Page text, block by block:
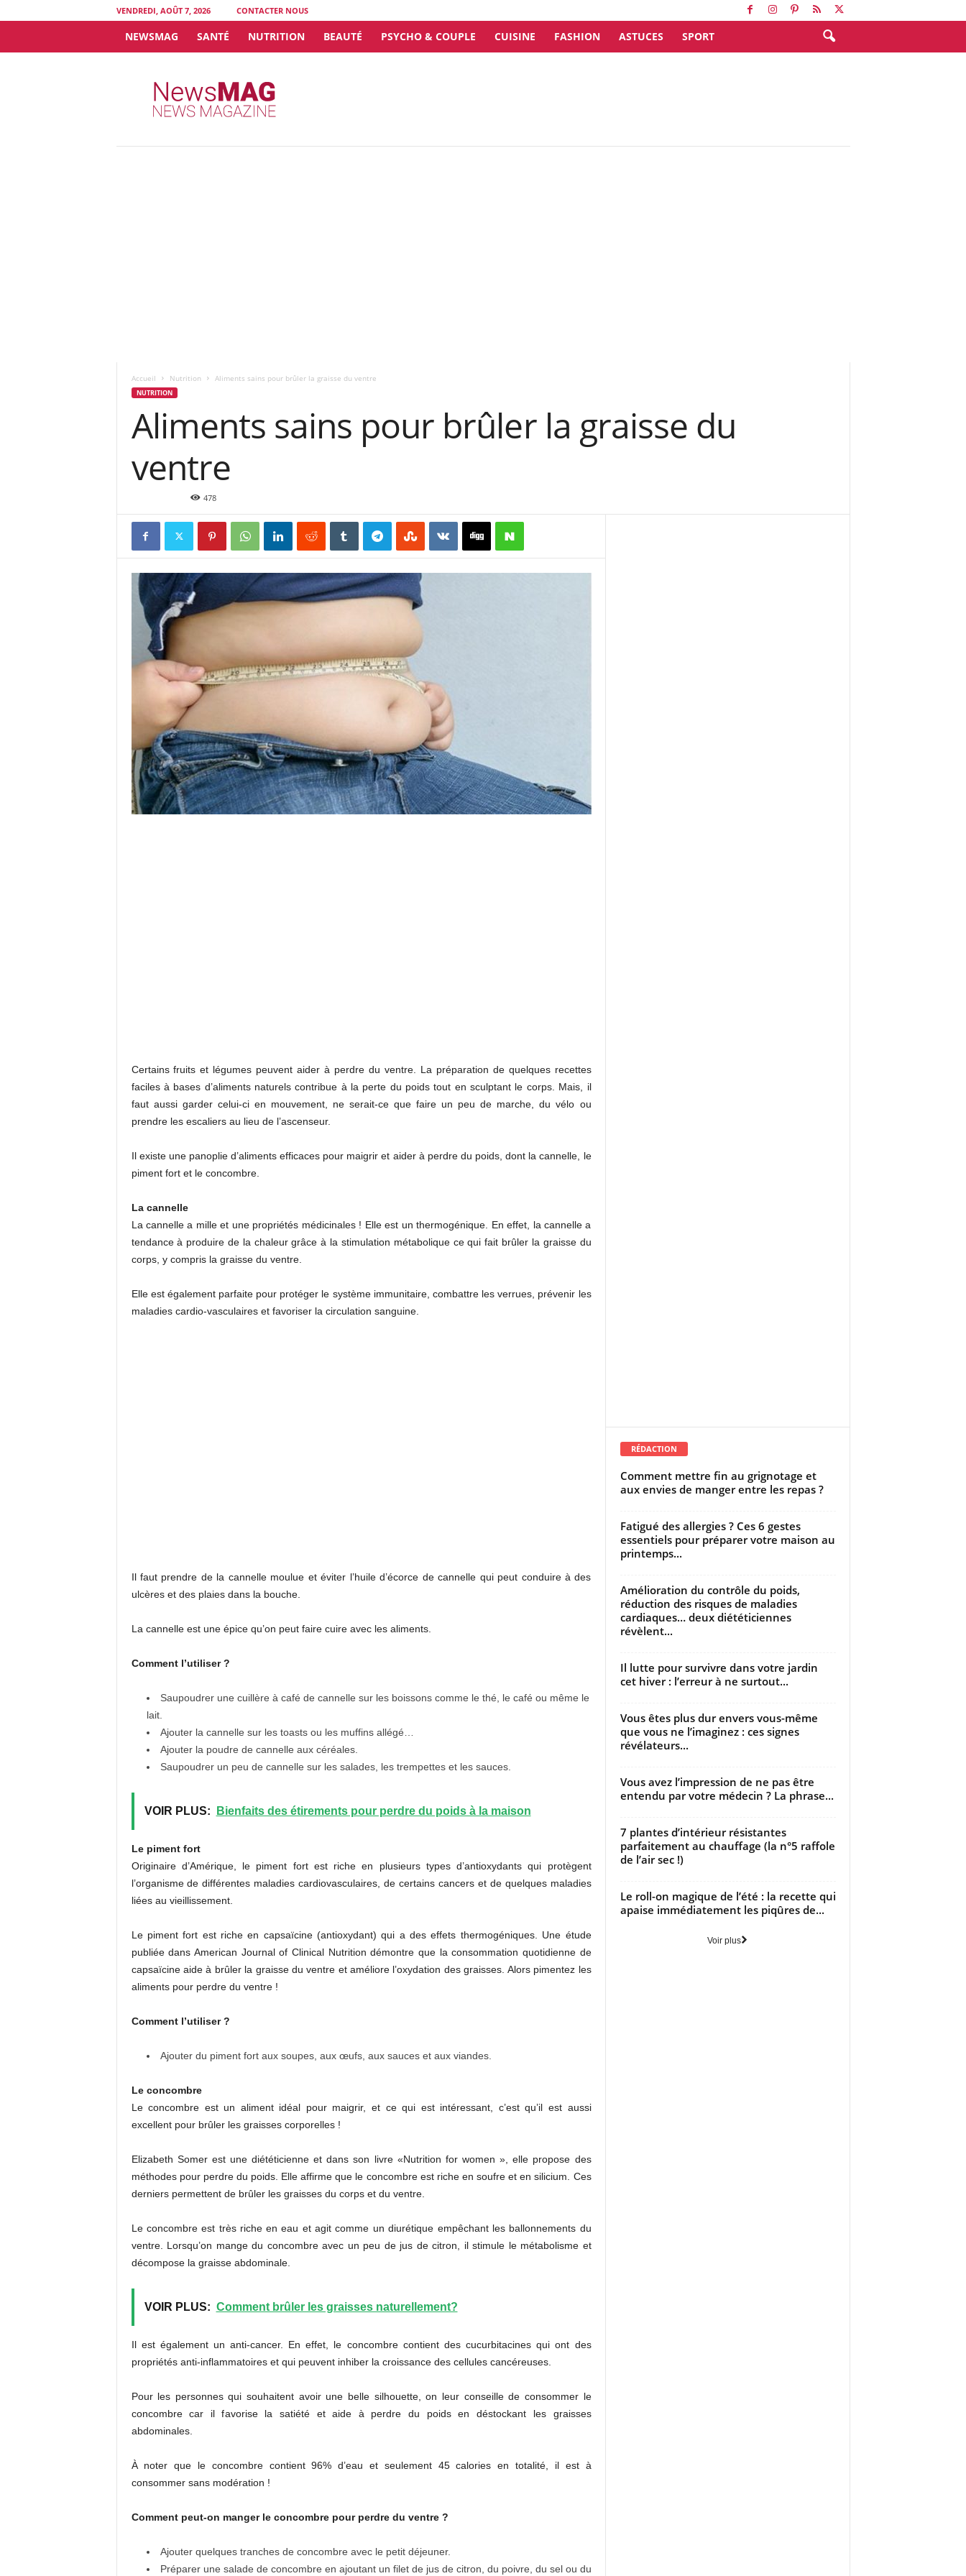
VENDREDI, AOÛT 7, 2026 CONTACTER NOUS
NEWSMAG SANTÉ NUTRITION BEAUTÉ PSYCHO & COUPLE CUISINE FASHION ASTUCES SPORT
Accueil Nutrition Aliments sains pour brûler la graisse du ventre
NUTRITION
Aliments sains pour brûler la graisse du
ventre
478
Certains fruits et légumes peuvent aider à perdre du ventre. La préparation de quelques recettes
faciles à bases d’aliments naturels contribue à la perte du poids tout en sculptant le corps. Mais, il
faut aussi garder celui-ci en mouvement, ne serait-ce que faire un peu de marche, du vélo ou
prendre les escaliers au lieu de l’ascenseur.
Il existe une panoplie d’aliments efficaces pour maigrir et aider à perdre du poids, dont la cannelle, le
piment fort et le concombre.
La cannelle
La cannelle a mille et une propriétés médicinales ! Elle est un thermogénique. En effet, la cannelle a
tendance à produire de la chaleur grâce à la stimulation métabolique ce qui fait brûler la graisse du
corps, y compris la graisse du ventre.
Elle est également parfaite pour protéger le système immunitaire, combattre les verrues, prévenir les
maladies cardio-vasculaires et favoriser la circulation sanguine.
Il faut prendre de la cannelle moulue et éviter l’huile d’écorce de cannelle qui peut conduire à des
ulcères et des plaies dans la bouche.
La cannelle est une épice qu’on peut faire cuire avec les aliments.
Comment l’utiliser ?
Saupoudrer une cuillère à café de cannelle sur les boissons comme le thé, le café ou même le
lait.
Ajouter la cannelle sur les toasts ou les muffins allégé…
Ajouter la poudre de cannelle aux céréales.
Saupoudrer un peu de cannelle sur les salades, les trempettes et les sauces.
VOIR PLUS: Bienfaits des étirements pour perdre du poids à la maison
Le piment fort
Originaire d’Amérique, le piment fort est riche en plusieurs types d’antioxydants qui protègent
l’organisme de différentes maladies cardiovasculaires, de certains cancers et de quelques maladies
liées au vieillissement.
Le piment fort est riche en capsaïcine (antioxydant) qui a des effets thermogéniques. Une étude
publiée dans American Journal of Clinical Nutrition démontre que la consommation quotidienne de
capsaïcine aide à brûler la graisse du ventre et améliore l’oxydation des graisses. Alors pimentez les
aliments pour perdre du ventre !
Comment l’utiliser ?
Ajouter du piment fort aux soupes, aux œufs, aux sauces et aux viandes.
Le concombre
Le concombre est un aliment idéal pour maigrir, et ce qui est intéressant, c’est qu’il est aussi
excellent pour brûler les graisses corporelles !
Elizabeth Somer est une diététicienne et dans son livre «Nutrition for women », elle propose des
méthodes pour perdre du poids. Elle affirme que le concombre est riche en soufre et en silicium. Ces
derniers permettent de brûler les graisses du corps et du ventre.
Le concombre est très riche en eau et agit comme un diurétique empêchant les ballonnements du
ventre. Lorsqu’on mange du concombre avec un peu de jus de citron, il stimule le métabolisme et
décompose la graisse abdominale.
VOIR PLUS: Comment brûler les graisses naturellement?
Il est également un anti-cancer. En effet, le concombre contient des cucurbitacines qui ont des
propriétés anti-inflammatoires et qui peuvent inhiber la croissance des cellules cancéreuses.
Pour les personnes qui souhaitent avoir une belle silhouette, on leur conseille de consommer le
concombre car il favorise la satiété et aide à perdre du poids en déstockant les graisses
abdominales.
À noter que le concombre contient 96% d’eau et seulement 45 calories en totalité, il est à
consommer sans modération !
Comment peut-on manger le concombre pour perdre du ventre ?
Ajouter quelques tranches de concombre avec le petit déjeuner.
Préparer une salade de concombre en ajoutant un filet de jus de citron, du poivre, du sel ou du
RÉDACTION
Comment mettre fin au grignotage et
aux envies de manger entre les repas ?
Fatigué des allergies ? Ces 6 gestes
essentiels pour préparer votre maison au
printemps...
Amélioration du contrôle du poids,
réduction des risques de maladies
cardiaques… deux diététiciennes
révèlent...
Il lutte pour survivre dans votre jardin
cet hiver : l’erreur à ne surtout...
Vous êtes plus dur envers vous-même
que vous ne l’imaginez : ces signes
révélateurs...
Vous avez l’impression de ne pas être
entendu par votre médecin ? La phrase...
7 plantes d’intérieur résistantes
parfaitement au chauffage (la n°5 raffole
de l’air sec !)
Le roll-on magique de l’été : la recette qui
apaise immédiatement les piqûres de...
Voir plus